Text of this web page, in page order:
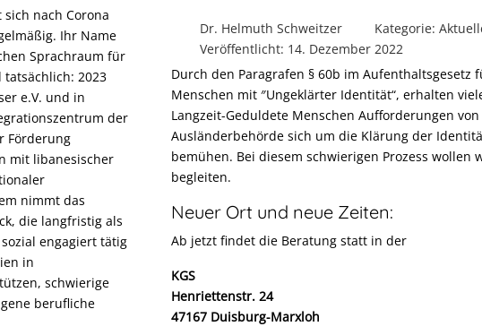
nach Corona
Ihr Name
Sprachraum für
tatsächlich: 2023
e.V. und in
der
Förderung
mit libanesischer
nimmt das
die langfristig als
engagiert tätig
in
schwierige
berufliche
Dr. Helmuth Schweitzer Kategorie:
Veröffentlicht: 14. Dezember 2022
Durch den Paragrafen § 60b im Aufenthaltsgesetz
Menschen mit ″Ungeklärter Identität“, erhalten
Langzeit-Geduldete Menschen Aufforderungen
Ausländerbehörde sich um die Klärung der
bemühen. Bei diesem schwierigen Prozess wollen
begleiten.
Neuer Ort und neue Zeiten:
Ab jetzt findet die Beratung statt in der
KGS
Henriettenstr. 24
47167 Duisburg-Marxloh